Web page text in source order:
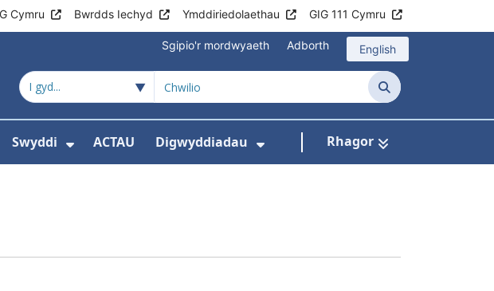
Cymru Bwrdds Iechyd Ymddiriedolaethau GIG 111 Cymru
Sgipio'r mordwyaeth Adborth English
Chwilio
staff
ar gyfer Newyddion
Swyddi ACTAU Digwyddiadau Rhagor